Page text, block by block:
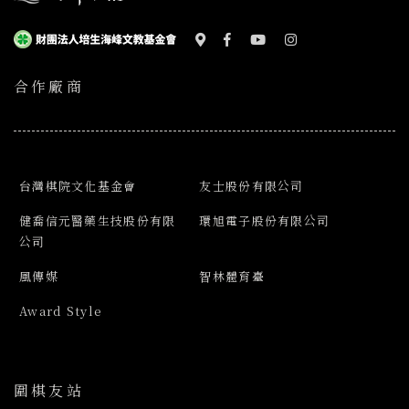
合作廠商
台灣棋院文化基金會
友士股份有限公司
健喬信元醫藥生技股份有限
公司
環旭電子股份有限公司
風傳媒
智林體育臺
Award Style
圍棋友站